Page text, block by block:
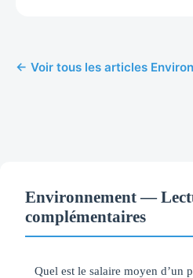
← Voir tous les articles
Environnement —
complémentaires
Quel est le salaire moyen d’un